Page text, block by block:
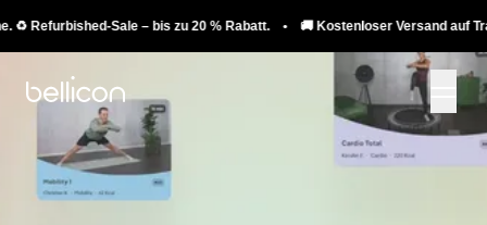
Sale – bis zu 20 % Rabatt. • 🚚 Kostenloser Versand auf